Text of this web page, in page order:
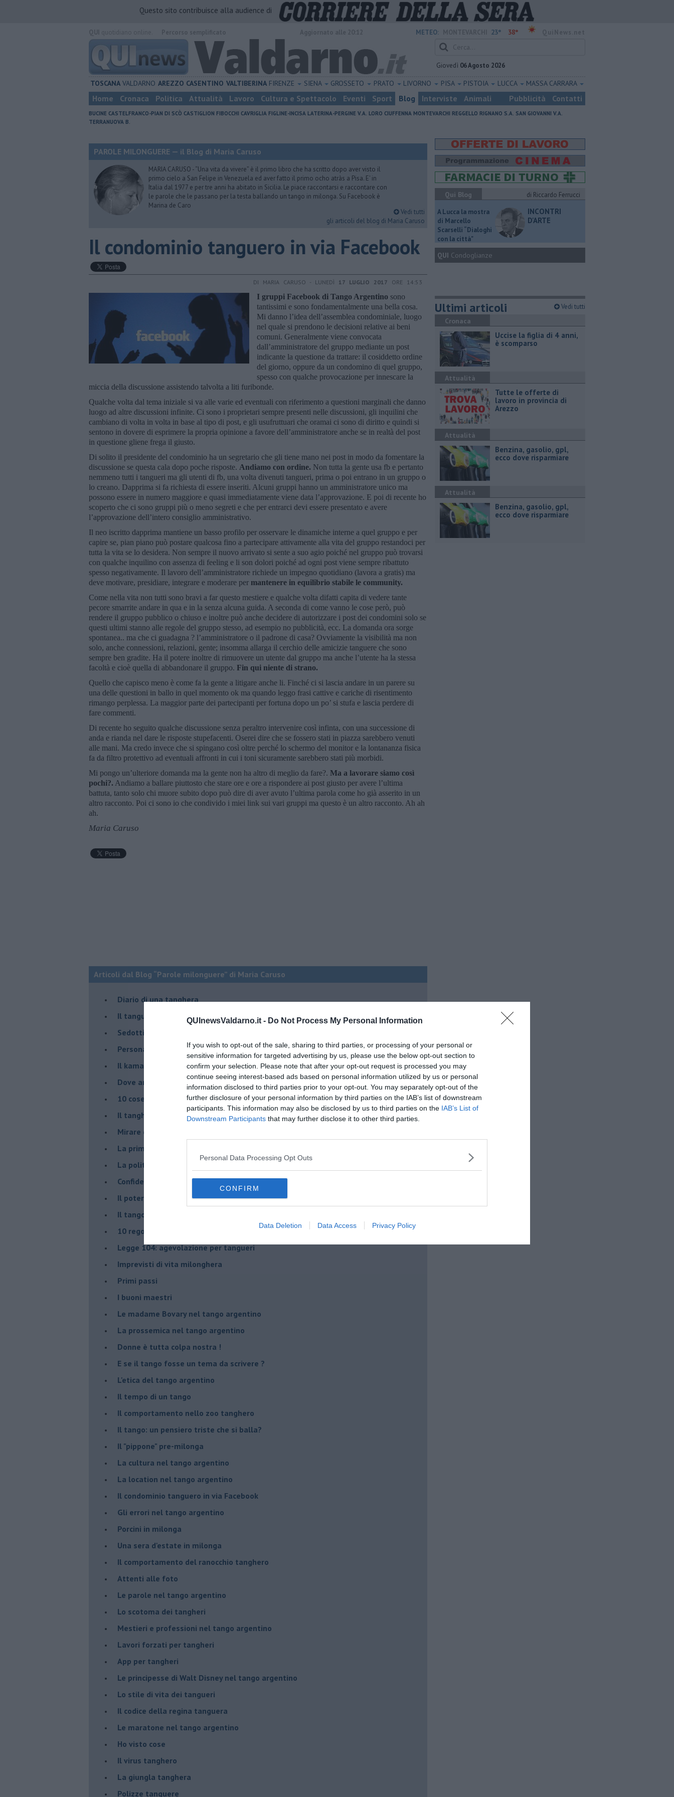
QUInewsValdarno.it - Do Not Process My Personal Information
If you wish to opt-out of the sale, sharing to third parties, or processing of your personal or
sensitive information for targeted advertising by us, please use the below opt-out section to
confirm your selection. Please note that after your opt-out request is processed you may
continue seeing interest-based ads based on personal information utilized by us or personal
information disclosed to third parties prior to your opt-out. You may separately opt-out of the
further disclosure of your personal information by third parties on the IAB’s list of downstream
participants. This information may also be disclosed by us to third parties on the IAB’s List of
Downstream Participants that may further disclose it to other third parties.
Personal Data Processing Opt Outs
CONFIRM
Data Deletion Data Access Privacy Policy
Questo sito contribuisce alla audience di
METEO: 23° 38°
Giovedì 06 Agosto 2026
TOSCANA VALDARNO AREZZO CASENTINO VALTIBERINA FIRENZE SIENA GROSSETO PRATO LIVORNO PISA PISTOIA LUCCA MASSA CARRARA
Home Cronaca Politica Attualità Lavoro Cultura e Spettacolo Eventi Sport Blog Interviste Animali Pubblicità Contatti
BUCINE CASTELFRANCO-PIAN DI SCÒ CASTIGLION FIBOCCHI CAVRIGLIA FIGLINE-INCISA LATERINA-PERGINE V.A. LORO CIUFFENNA MONTEVARCHI REGGELLO RIGNANO S.A. SAN GIOVANNI V.A.
TERRANUOVA B.
PAROLE MILONGUERE — il Blog di Maria Caruso
MARIA CARUSO - “Una vita da vivere” è il primo libro che ha scritto dopo aver visto il
primo cielo a San Felipe in Venezuela ed aver fatto il primo ocho atràs a Pisa. E' in
Italia dal 1977 e per tre anni ha abitato in Sicilia. Le piace raccontarsi e raccontare con
le parole che le passano per la testa ballando un tango in milonga. Su Facebook è
Marina de Caro
Vedi tutti
gli articoli del blog di Maria Caruso
Il condominio tanguero in via Facebook
DI MARIA CARUSO - LUNEDÌ 17 LUGLIO 2017 ORE 14:53
I gruppi Facebook di Tango Argentino sono
tantissimi e sono fondamentalmente una bella cosa.
Mi danno l’idea dell’assemblea condominiale, luogo
nel quale si prendono le decisioni relative ai beni
comuni. Generalmente viene convocata
dall’amministratore del gruppo mediante un post
indicante la questione da trattare: il cosiddetto ordine
del giorno, oppure da un condomino di quel gruppo,
spesso con qualche provocazione per innescare la
miccia della discussione assistendo talvolta a liti furibonde.
Qualche volta dal tema iniziale si va alle varie ed eventuali con riferimento a questioni marginali che danno
luogo ad altre discussioni infinite. Ci sono i proprietari sempre presenti nelle discussioni, gli inquilini che
cambiano di volta in volta in base al tipo di post, e gli usufruttuari che oramai ci sono di diritto e quindi si
sentono in dovere di esprimere la propria opinione a favore dell’amministratore anche se in realtà del post
in questione gliene frega il giusto.
Di solito il presidente del condominio ha un segretario che gli tiene mano nei post in modo da fomentare la
discussione se questa cala dopo poche risposte. Andiamo con ordine. Non tutta la gente usa fb e pertanto
nemmeno tutti i tangueri ma gli utenti di fb, una volta divenuti tangueri, prima o poi entrano in un gruppo o
lo creano. Dapprima si fa richiesta di essere inseriti. Alcuni gruppi hanno un amministratore unico ma
possono essere in numero maggiore e quasi immediatamente viene data l’approvazione. E poi di recente ho
scoperto che ci sono gruppi più o meno segreti e che per entrarci devi essere presentato e avere
l’approvazione dell’intero consiglio amministrativo.
Il neo iscritto dapprima mantiene un basso profilo per osservare le dinamiche interne a quel gruppo e per
capire se, pian piano può postare qualcosa fino a partecipare attivamente alla vita del gruppo restandoci per
tutta la vita se lo desidera. Non sempre il nuovo arrivato si sente a suo agio poiché nel gruppo può trovarsi
con qualche inquilino con assenza di feeling e li son dolori poiché ad ogni post viene sempre ribattuto
spesso negativamente. Il lavoro dell’amministratore richiede un impegno quotidiano (lavora a gratis) ma
deve motivare, presidiare, integrare e moderare per mantenere in equilibrio stabile le community.
Come nella vita non tutti sono bravi a far questo mestiere e qualche volta difatti capita di vedere tante
pecore smarrite andare in qua e in la senza alcuna guida. A seconda di come vanno le cose però, può
rendere il gruppo pubblico o chiuso e inoltre può anche decidere di autorizzare i post dei condomini solo se
questi ultimi stanno alle regole del gruppo stesso, ad esempio no pubblicità, ecc. La domanda ora sorge
spontanea.. ma che ci guadagna ? l’amministratore o il padrone di casa? Ovviamente la visibilità ma non
solo, anche connessioni, relazioni, gente; insomma allarga il cerchio delle amicizie tanguere che sono
sempre ben gradite. Ha il potere inoltre di rimuovere un utente dal gruppo ma anche l’utente ha la stessa
facoltà e cioè quella di abbandonare il gruppo. Fin qui niente di strano.
Quello che capisco meno è come fa la gente a litigare anche li. Finché ci si lascia andare in un parere su
una delle questioni in ballo in quel momento ok ma quando leggo frasi cattive e cariche di risentimento
rimango perplessa. La maggior parte dei partecipanti per fortuna dopo un po’ si stufa e lascia perdere di
fare commenti.
Di recente ho seguito qualche discussione senza peraltro intervenire così infinta, con una successione di
anda e rianda nel dare le risposte stupefacenti. Oserei dire che se fossero stati in piazza sarebbero venuti
alle mani. Ma credo invece che si spingano così oltre perché lo schermo del monitor e la lontananza fisica
fa da filtro protettivo ad eventuali affronti in cui i toni sicuramente sarebbero stati più morbidi.
Mi pongo un’ulteriore domanda ma la gente non ha altro di meglio da fare?. Ma a lavorare siamo così
pochi?. Andiamo a ballare piuttosto che stare ore e ore a rispondere ai post giusto per avere l’ultima
battuta, tanto solo chi muore subito dopo può dire di aver avuto l’ultima parola come ho già asserito in un
altro racconto. Poi ci sono io che condivido i miei link sui vari gruppi ma questo è un altro racconto. Ah ah
ah.
Maria Caruso
Articoli dal Blog “Parole milonguere” di Maria Caruso
Diario di una tanghera
Il tanguero che entra in pista
Sedotti e abbandonati nel tango argentino
Personalità tanguera
Il kamasutango
Dove andiamo stasera?
10 cose da non dire a fine tanda
Il tanghero odioso
Mirare con la PNL
La prima volta
La politica nel tango argentino
Confidenze tanghere
Il potere delle tangueras
Il tango genera emozioni positive
10 regole tanguere che dovremmo imparare
Legge 104: agevolazione per tangueri
Imprevisti di vita milonghera
Primi passi
I buoni maestri
Le madame Bovary nel tango argentino
La prossemica nel tango argentino
Donne è tutta colpa nostra !
E se il tango fosse un tema da scrivere ?
L'etica del tango argentino
Il tempo di un tango
Il comportamento nello zoo tanghero
Il tango: un pensiero triste che si balla?
Il "pippone" pre-milonga
La cultura nel tango argentino
La location nel tango argentino
Il condominio tanguero in via Facebook
Gli errori nel tango argentino
Porcini in milonga
Una sera d'estate in milonga
Il comportamento del ranocchio tanghero
Attenti alle foto
Le parole nel tango argentino
Lo scotoma dei tangheri
Mestieri e professioni nel tango argentino
Lavori forzati per tangheri
App per tangheri
Le principesse di Walt Disney nel tango argentino
Lo stile di vita dei tangueri
Il codice della regina tanguera
Le maratone nel tango argentino
Ho visto cose
Il virus tanghero
La giungla tanghera
Polizze tanguere
Qui Blog
di Riccardo Ferrucci
A Lucca la mostra
di Marcello
Scarselli “Dialoghi
con la città"
INCONTRI
D'ARTE
QUI Condoglianze
Ultimi articoli Vedi tutti
Cronaca
Uccise la figlia di 4 anni,
è scomparso
Attualità
​Tutte le offerte di
lavoro in provincia di
Arezzo
Attualità
​Benzina, gasolio, gpl,
ecco dove risparmiare
Attualità
​Benzina, gasolio, gpl,
ecco dove risparmiare